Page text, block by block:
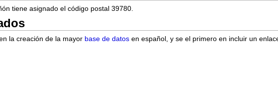
tiene asignado el código postal 39780.
la creación de la mayor base de datos en español, y se el primero en incluir un